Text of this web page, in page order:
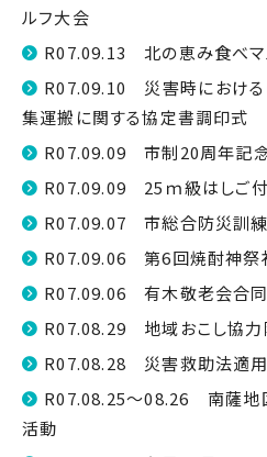
ルフ大会
R07.09.13 北の恵み食べマ
R07.09.10 災害時におけ
集運搬に関する協定書調印式
R07.09.09 市制20周年記
R07.09.09 25ｍ級はしご
R07.09.07 市総合防災訓練
R07.09.06 第6回焼酎神祭
R07.09.06 有木敬老会合
R07.08.29 地域おこし協力
R07.08.28 災害救助法適
R07.08.25～08.26 南薩地
活動